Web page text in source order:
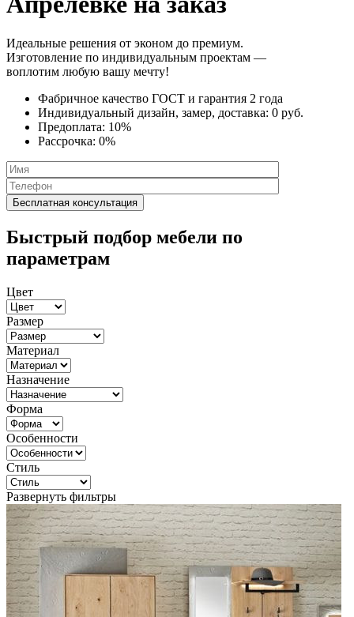
Идеальные решения от эконом до премиум.
Изготовление по индивидуальным проектам —
воплотим любую вашу мечту!
Фабричное качество ГОСТ и гарантия 2 года
Индивидуальный дизайн, замер, доставка: 0 руб.
Предоплата: 10%
Рассрочка: 0%
Быстрый подбор мебели по
параметрам
Цвет
Размер
Материал
Назначение
Форма
Особенности
Стиль
Развернуть фильтры